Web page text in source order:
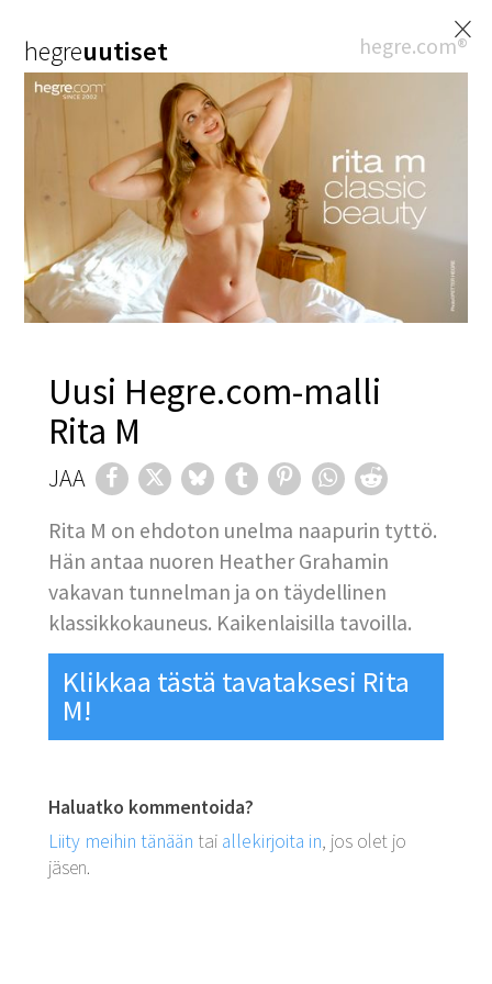
×
hegreuutiset hegre.com®
Uusi Hegre.com-malli
Rita M
JAA
Rita M on ehdoton unelma naapurin tyttö.
Hän antaa nuoren Heather Grahamin
vakavan tunnelman ja on täydellinen
klassikkokauneus. Kaikenlaisilla tavoilla.
Klikkaa tästä tavataksesi Rita
M!
Haluatko kommentoida?
Liity meihin tänään tai allekirjoita in, jos olet jo
jäsen.